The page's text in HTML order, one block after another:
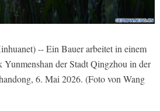
-- Ein Bauer arbeitet in einem
der Stadt Qingzhou in der
6. Mai 2026. (Foto von Wang